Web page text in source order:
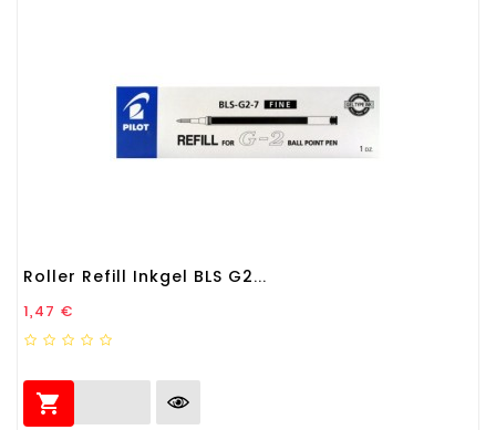
Roller Refill Inkgel BLS G2...
Prezzo
1,47 €
